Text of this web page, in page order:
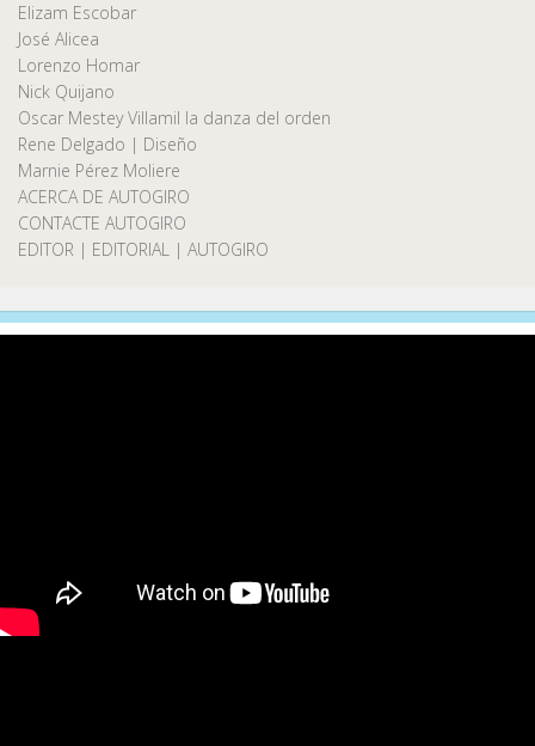
Elizam Escobar
José Alicea
Lorenzo Homar
Nick Quijano
Oscar Mestey Villamil la danza del orden
Rene Delgado | Diseño
Marnie Pérez Moliere
ACERCA DE AUTOGIRO
CONTACTE AUTOGIRO
EDITOR | EDITORIAL | AUTOGIRO